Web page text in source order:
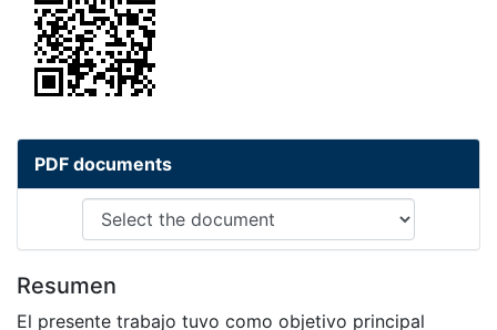
PDF documents
Resumen
El presente trabajo tuvo como objetivo principal